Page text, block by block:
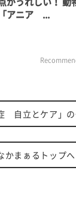
アニア ...
自立とケア」
かまぁるトップへ